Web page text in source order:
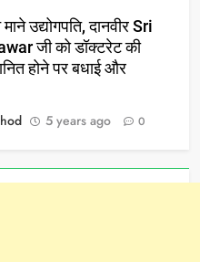
उद्योगपति, दानवीर Sri
जी को डॉक्टरेट की
होने पर बधाई और
5 years ago 0